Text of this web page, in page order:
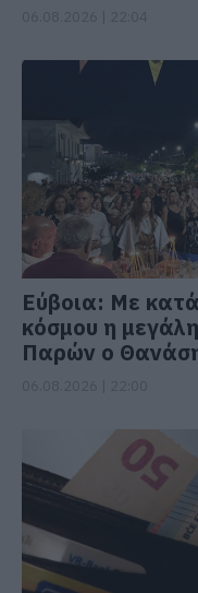
Εύβοια: Με
κόσμου η
Παρών ο